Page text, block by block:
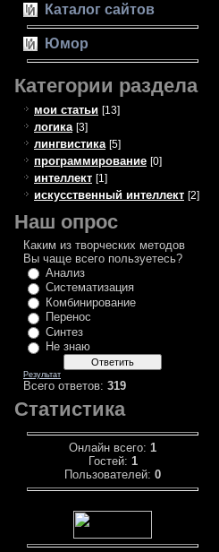
Каталог сайтов
Юмор
Категории раздела
мои статьи [13]
логика [3]
лингвистика [5]
программирование [0]
интеллект [1]
искусственный интеллект [2]
Наш опрос
Каким из творческих методов
Вы чаще всего пользуетесь?
Анализ
Систематизация
Комбинирование
Перенос
Синтез
Не знаю
Результат
Всего ответов: 319
Статистика
Онлайн всего: 1
Гостей: 1
Пользователей: 0